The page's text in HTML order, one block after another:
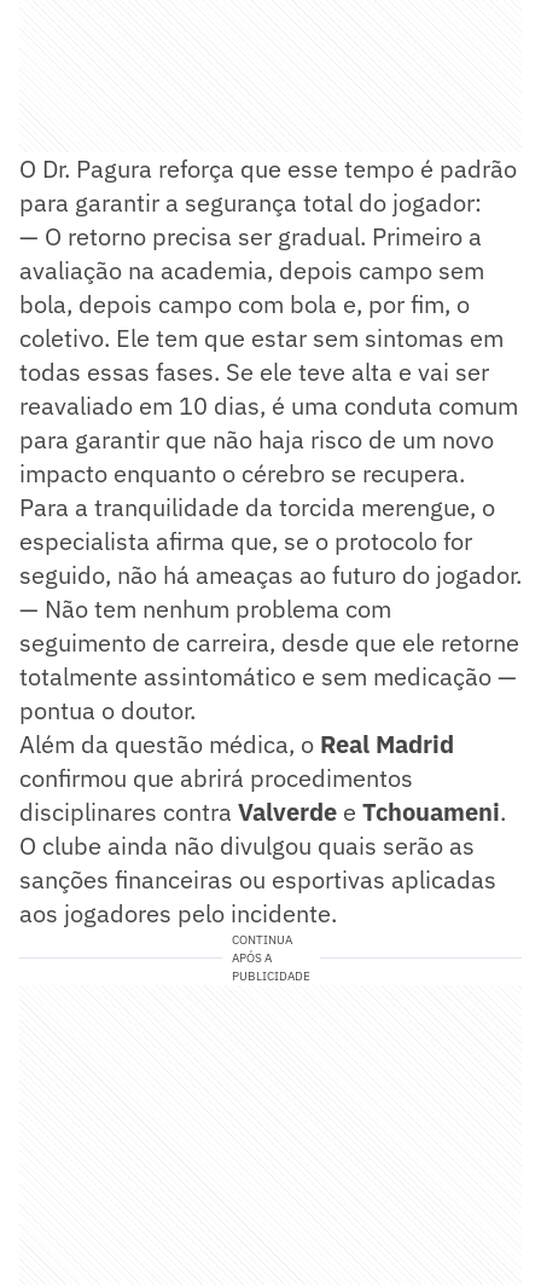
O Dr. Pagura reforça que esse tempo é padrão
para garantir a segurança total do jogador:
— O retorno precisa ser gradual. Primeiro a
avaliação na academia, depois campo sem
bola, depois campo com bola e, por fim, o
coletivo. Ele tem que estar sem sintomas em
todas essas fases. Se ele teve alta e vai ser
reavaliado em 10 dias, é uma conduta comum
para garantir que não haja risco de um novo
impacto enquanto o cérebro se recupera.
Para a tranquilidade da torcida merengue, o
especialista afirma que, se o protocolo for
seguido, não há ameaças ao futuro do jogador.
— Não tem nenhum problema com
seguimento de carreira, desde que ele retorne
totalmente assintomático e sem medicação —
pontua o doutor.
Além da questão médica, o Real Madrid
confirmou que abrirá procedimentos
disciplinares contra Valverde e Tchouameni.
O clube ainda não divulgou quais serão as
sanções financeiras ou esportivas aplicadas
aos jogadores pelo incidente.
CONTINUA
APÓS A
PUBLICIDADE